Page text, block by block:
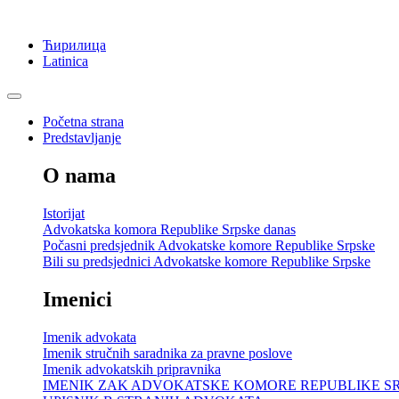
Ћирилица
Latinica
Početna strana
Predstavljanje
O nama
Istorijat
Advokatska komora Republike Srpske danas
Počasni predsjednik Advokatske komore Republike Srpske
Bili su predsjednici Advokatske komore Republike Srpske
Imenici
Imenik advokata
Imenik stručnih saradnika za pravne poslove
Imenik advokatskih pripravnika
IMENIK ZAK ADVOKATSKE KOMORE REPUBLIKE